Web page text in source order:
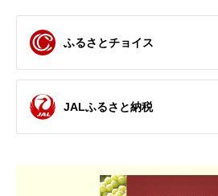
ふるさとチョイス
JALふるさと納税